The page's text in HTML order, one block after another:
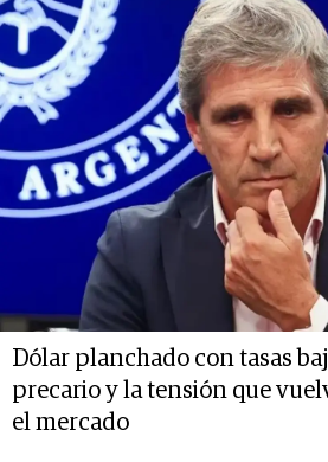
Dólar planchado con tasas
precario y la tensión que
el mercado